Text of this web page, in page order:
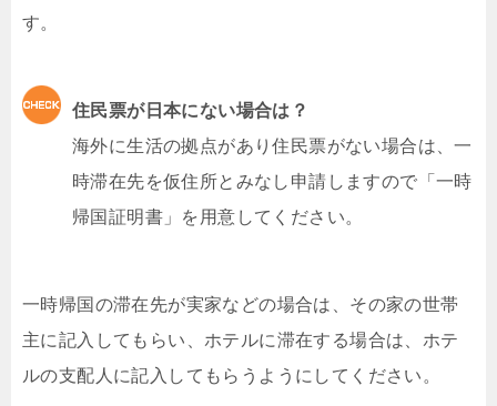
す。
住民票が日本にない場合は？
海外に生活の拠点があり住民票がない場合は、一
時滞在先を仮住所とみなし申請しますので「一時
帰国証明書」を用意してください。
一時帰国の滞在先が実家などの場合は、その家の世帯
主に記入してもらい、ホテルに滞在する場合は、ホテ
ルの支配人に記入してもらうようにしてください。